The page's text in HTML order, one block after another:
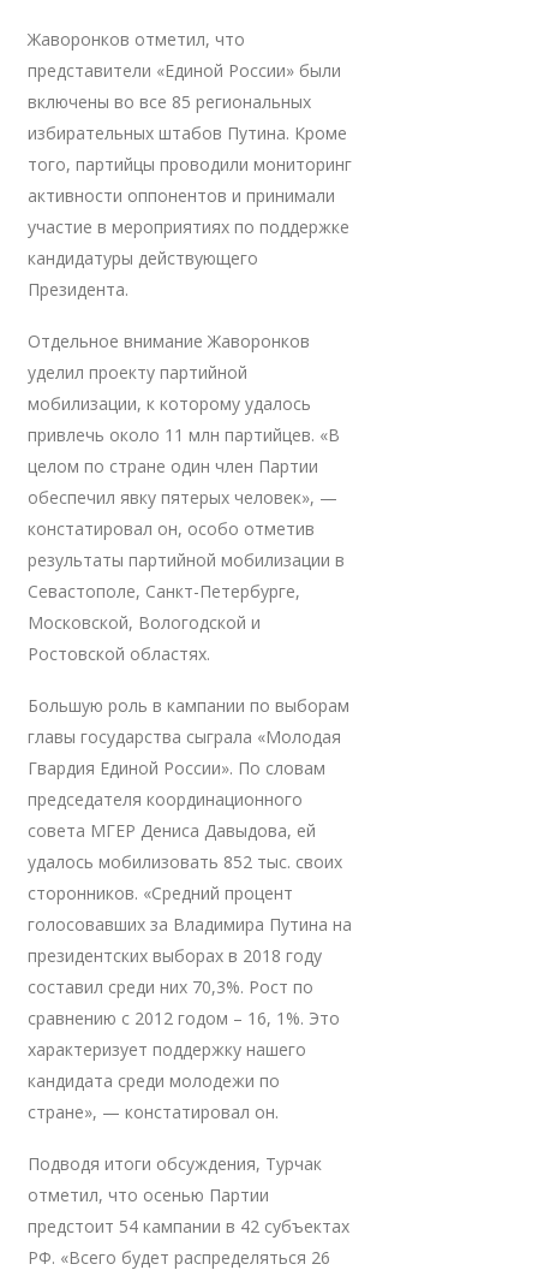
Жаворонков отметил, что
представители «Единой России» были
включены во все 85 региональных
избирательных штабов Путина. Кроме
того, партийцы проводили мониторинг
активности оппонентов и принимали
участие в мероприятиях по поддержке
кандидатуры действующего
Президента.
Отдельное внимание Жаворонков
уделил проекту партийной
мобилизации, к которому удалось
привлечь около 11 млн партийцев. «В
целом по стране один член Партии
обеспечил явку пятерых человек», —
констатировал он, особо отметив
результаты партийной мобилизации в
Севастополе, Санкт-Петербурге,
Московской, Вологодской и
Ростовской областях.
Большую роль в кампании по выборам
главы государства сыграла «Молодая
Гвардия Единой России». По словам
председателя координационного
совета МГЕР Дениса Давыдова, ей
удалось мобилизовать 852 тыс. своих
сторонников. «Средний процент
голосовавших за Владимира Путина на
президентских выборах в 2018 году
составил среди них 70,3%. Рост по
сравнению с 2012 годом – 16, 1%. Это
характеризует поддержку нашего
кандидата среди молодежи по
стране», — констатировал он.
Подводя итоги обсуждения, Турчак
отметил, что осенью Партии
предстоит 54 кампании в 42 субъектах
РФ. «Всего будет распределяться 26